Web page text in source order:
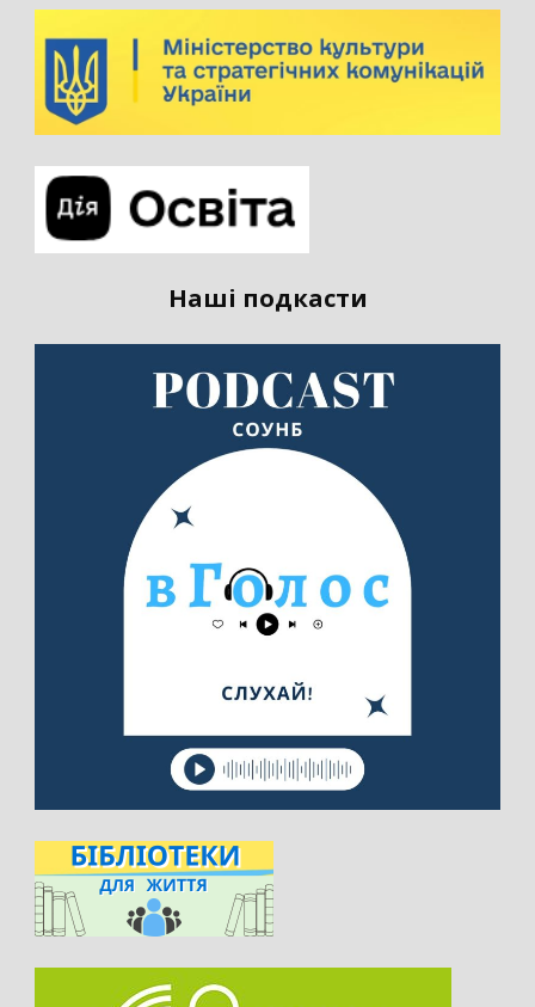
Наші подкасти